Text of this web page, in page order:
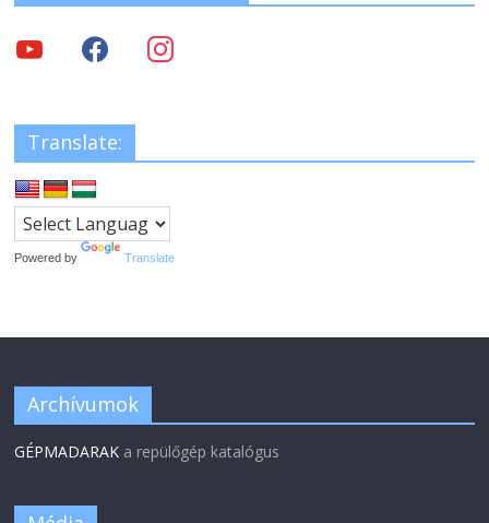
Translate:
Powered by Translate
Archívumok
GÉPMADARAK a repülőgép katalógus